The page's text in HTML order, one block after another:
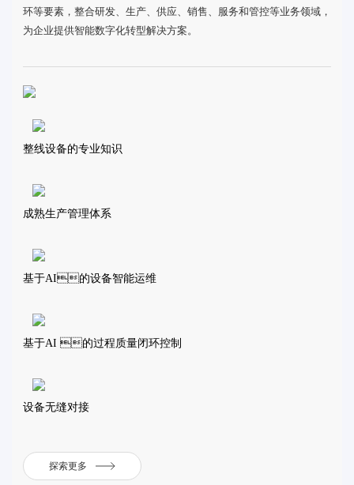
环等要素，整合研发、生产、供应、销售、服务和管控等业务领域，
为企业提供智能数字化转型解决方案。
整线设备的专业知识
成熟生产管理体系
基于AI的设备智能运维
基于AI 的过程质量闭环控制
设备无缝对接
探索更多